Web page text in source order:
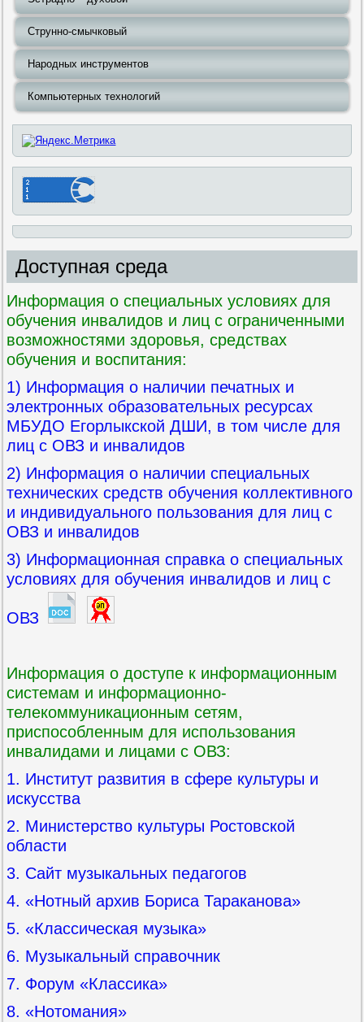
Струнно-смычковый
Народных инструментов
Компьютерных технологий
Доступная среда
Информация о специальных условиях для
обучения инвалидов и лиц с ограниченными
возможностями здоровья, средствах
обучения и воспитания:
1) Информация о наличии печатных и
электронных образовательных ресурсах
МБУДО Егорлыкской ДШИ, в том числе для
лиц с ОВЗ и инвалидов
2) Информация о наличии специальных
технических средств обучения коллективного
и индивидуального пользования для лиц с
ОВЗ и инвалидов
3) Информационная справка о специальных
условиях для обучения инвалидов и лиц с
ОВЗ
Информация о доступе к информационным
системам и информационно-
телекоммуникационным сетям,
приспособленным для использования
инвалидами и лицами с ОВЗ:
1. Институт развития в сфере культуры и
искусства
2. Министерство культуры Ростовской
области
3. Сайт музыкальных педагогов
4. «Нотный архив Бориса Тараканова»
5. «Классическая музыка»
6. Музыкальный справочник
7. Форум «Классика»
8. «Нотомания»